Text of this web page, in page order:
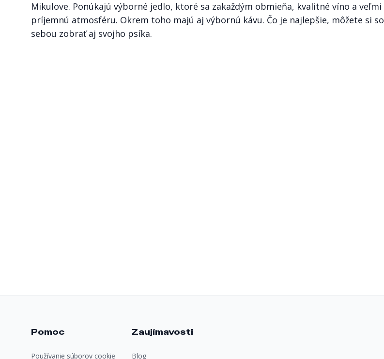
Mikulove. Ponúkajú výborné jedlo, ktoré sa zakaždým obmieňa, kvalitné víno a veľmi
príjemnú atmosféru. Okrem toho majú aj výbornú kávu. Čo je najlepšie, môžete si so
sebou zobrať aj svojho psíka.
Pomoc
Používanie súborov cookie
Zaujímavosti
Blog